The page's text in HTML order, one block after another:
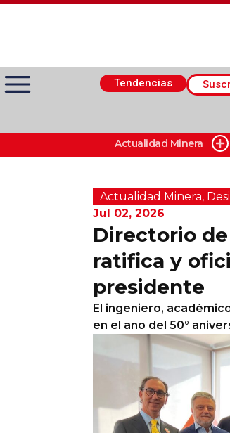
Tendencias
Actualidad Minera
Minería Superficie
Minerí­a Subterránea
Actualidad Minera
Actualidad Minera,
Jul 02, 2026
Directorio
ratifica y
presidente
El ingeniero,
en el año del 50°